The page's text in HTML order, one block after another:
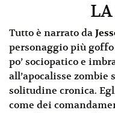
Tutto è narrato da
personaggio più
po’ sociopatico e
all’apocalisse zombie
solitudine cronica.
come dei